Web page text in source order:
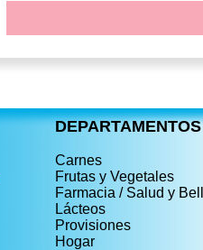
DEPARTAMENTOS
Carnes
Frutas y Vegetales
Farmacia / Salud y
Lácteos
Provisiones
Hogar